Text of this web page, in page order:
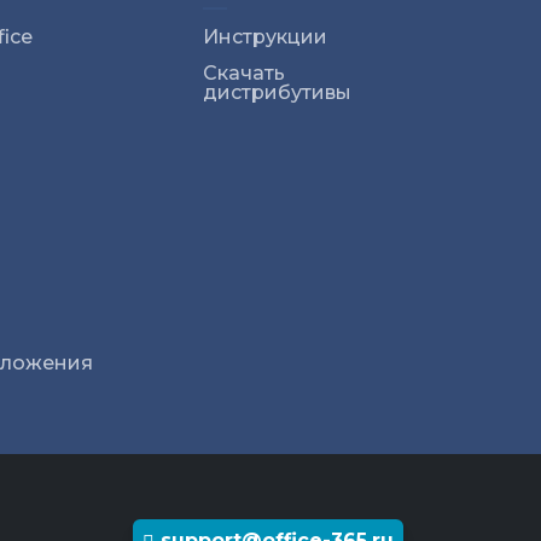
Инструкции
Скачать
дистрибутивы